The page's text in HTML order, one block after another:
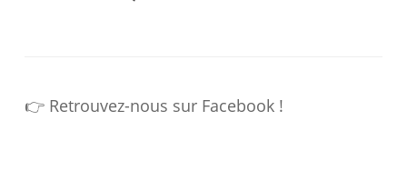
👉 Retrouvez-nous sur Facebook !